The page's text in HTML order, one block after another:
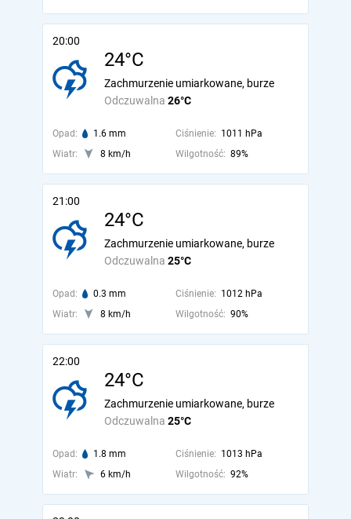
20:00
24°C
Odczuwalna 26°C
Zachmurzenie umiarkowane, burze
Opad: 1.6 mm Ciśnienie: 1011 hPa
Wiatr:
8 km/h Wilgotność: 89%
21:00
24°C
Odczuwalna 25°C
Zachmurzenie umiarkowane, burze
Opad: 0.3 mm Ciśnienie: 1012 hPa
Wiatr:
8 km/h Wilgotność: 90%
22:00
24°C
Odczuwalna 25°C
Zachmurzenie umiarkowane, burze
Opad: 1.8 mm Ciśnienie: 1013 hPa
Wiatr:
6 km/h Wilgotność: 92%